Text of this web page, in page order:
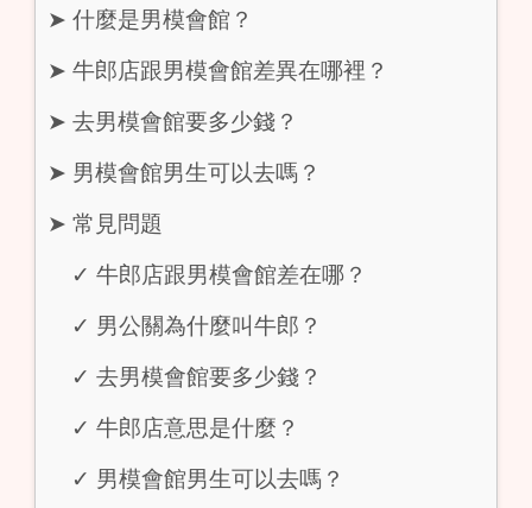
➤ 什麼是男模會館？
➤ 牛郎店跟男模會館差異在哪裡？
➤ 去男模會館要多少錢？
➤ 男模會館男生可以去嗎？
➤ 常見問題
✓ 牛郎店跟男模會館差在哪？
✓ 男公關為什麼叫牛郎？
✓ 去男模會館要多少錢？
✓ 牛郎店意思是什麼？
✓ 男模會館男生可以去嗎？